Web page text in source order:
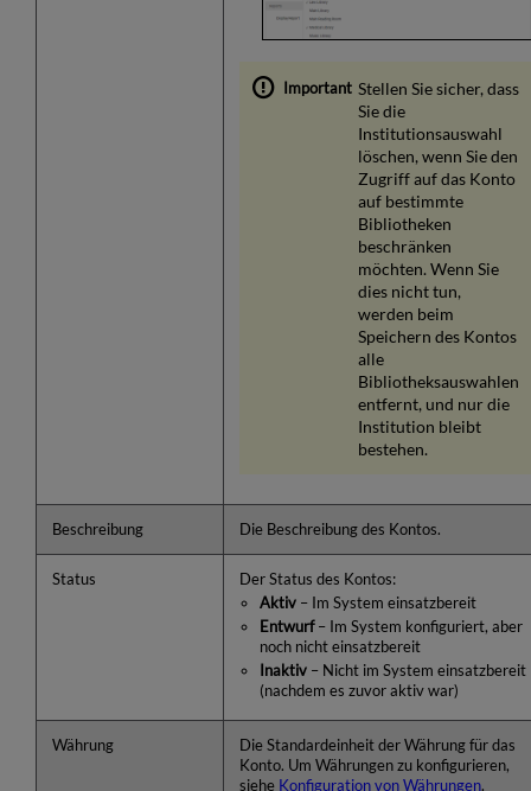
Stellen Sie sicher, dass
Sie die
Institutionsauswahl
löschen, wenn Sie den
Zugriff auf das Konto
auf bestimmte
Bibliotheken
beschränken
möchten. Wenn Sie
dies nicht tun,
werden beim
Speichern des Kontos
alle
Bibliotheksauswahlen
entfernt, und nur die
Institution bleibt
bestehen.
Beschreibung Die Beschreibung des Kontos.
Status
Der Status des Kontos:
Aktiv – Im System einsatzbereit
Entwurf– Im System konfiguriert, aber
noch nicht einsatzbereit
Inaktiv – Nicht im System einsatzbereit
(nachdem es zuvor aktiv war)
Währung
Die Standardeinheit der Währung für das
Konto. Um Währungen zu konfigurieren,
siehe Konfiguration von Währungen.